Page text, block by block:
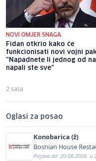
NOVI OMJER SNAGA
Fidan otkrio kako će
funkcionisati novi vojni
"Napadnete li jednog od
napali ste sve"
2 sata
Oglasi za posao
Konobarica (ž)
Bosnian House
Prijava do: 20.08.2026. u